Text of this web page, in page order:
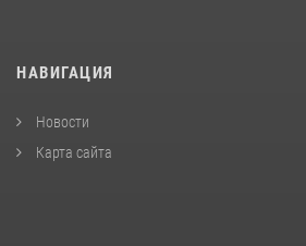
НАВИГАЦИЯ
Новости
Карта сайта